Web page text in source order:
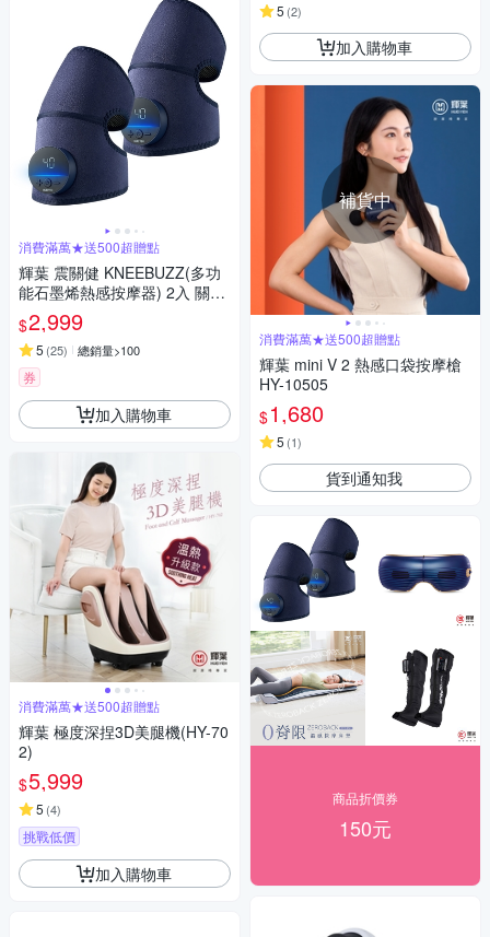
消費滿萬★送500超贈點
輝葉 震關健 KNEEBUZZ(多功
能石墨烯熱感按摩器) 2入 關節
按摩 膝蓋按摩 HY-762
$2,999
5 (25) 總銷量>100
券
加入購物車
消費滿萬★送500超贈點
輝葉 極度深捏3D美腿機(HY-70
2)
$5,999
5 (4)
挑戰低價
加入購物車
5 (2)
加入購物車
補貨中
消費滿萬★送500超贈點
輝葉 mini V 2 熱感口袋按摩槍
HY-10505
$1,680
5 (1)
貨到通知我
商品折價券
150元